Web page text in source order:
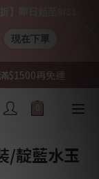
$1500再免運
/靛藍水玉
現在下單